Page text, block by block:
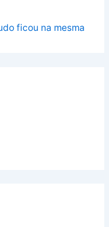
ficou na mesma